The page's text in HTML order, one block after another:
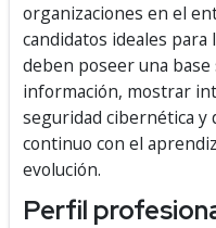
organizaciones en el
candidatos ideales
deben poseer una
información, mostrar
seguridad cibernética
continuo con el
evolución.
Perfil